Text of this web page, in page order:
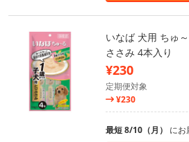
いなば 犬用 ちゅ
ささみ 4本入り
¥230
定期便対象
¥230
最短 8/10（月） にお